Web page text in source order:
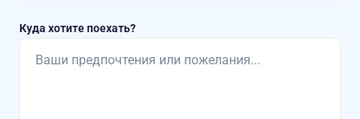
Куда хотите поехать?